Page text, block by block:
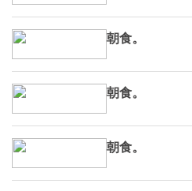
朝食。
朝食。
朝食。